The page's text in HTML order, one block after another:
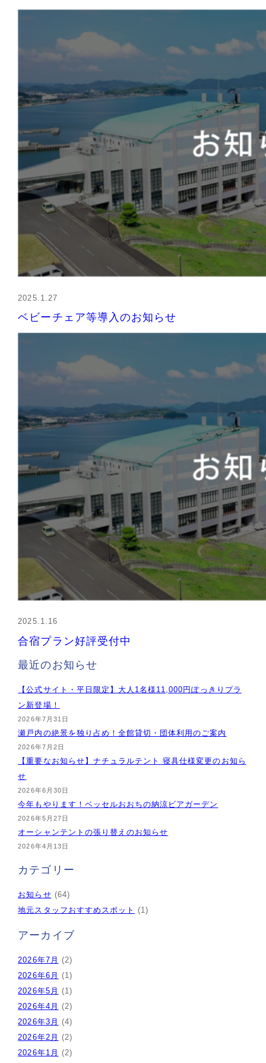
2025.1.27
ベビーチェア等導入のお知らせ
2025.1.16
合宿プラン好評受付中
最近のお知らせ
【公式サイト・平日限定】大人1名様11,000円ぽっきりプラ
ン新登場！
2026年7月31日
瀬戸内の絶景を独り占め！全館貸切・団体利用のご案内
2026年7月2日
【重要なお知らせ】ナチュラルテント 寝具仕様変更のお知ら
せ
2026年6月30日
今年もやります！ベッセルおおちの納涼ビアガーデン
2026年5月27日
オーシャンテントの張り替えのお知らせ
2026年4月13日
カテゴリー
お知らせ (64)
地元スタッフおすすめスポット (1)
アーカイブ
2026年7月 (2)
2026年6月 (1)
2026年5月 (1)
2026年4月 (2)
2026年3月 (4)
2026年2月 (2)
2026年1月 (2)